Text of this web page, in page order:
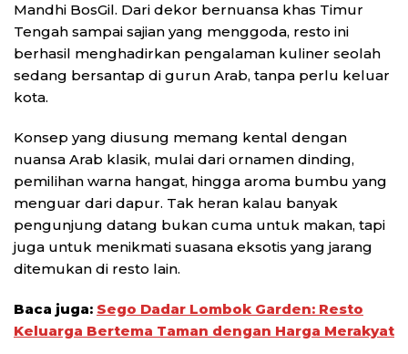
Mandhi BosGil. Dari dekor bernuansa khas Timur
Tengah sampai sajian yang menggoda, resto ini
berhasil menghadirkan pengalaman kuliner seolah
sedang bersantap di gurun Arab, tanpa perlu keluar
kota.
Konsep yang diusung memang kental dengan
nuansa Arab klasik, mulai dari ornamen dinding,
pemilihan warna hangat, hingga aroma bumbu yang
menguar dari dapur. Tak heran kalau banyak
pengunjung datang bukan cuma untuk makan, tapi
juga untuk menikmati suasana eksotis yang jarang
ditemukan di resto lain.
Baca juga: Sego Dadar Lombok Garden: Resto
Keluarga Bertema Taman dengan Harga Merakyat